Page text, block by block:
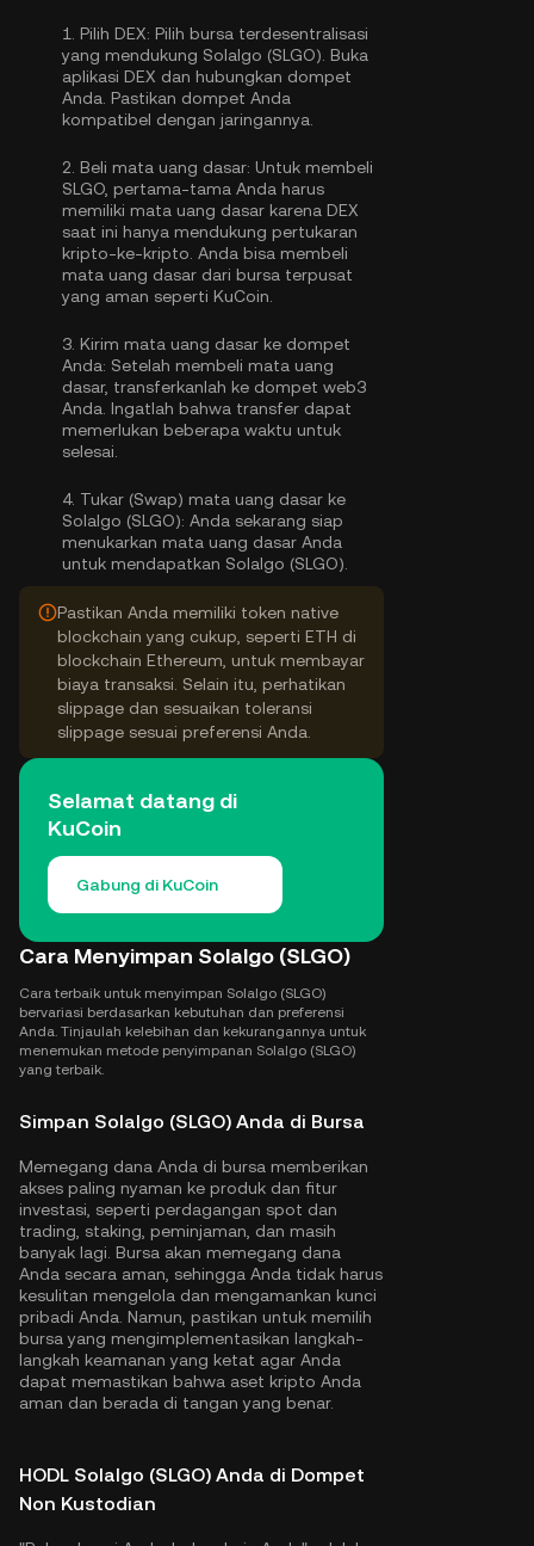
1. Pilih DEX: Pilih bursa terdesentralisasi
yang mendukung Solalgo (SLGO). Buka
aplikasi DEX dan hubungkan dompet
Anda. Pastikan dompet Anda
kompatibel dengan jaringannya.
2. Beli mata uang dasar: Untuk membeli
SLGO, pertama-tama Anda harus
memiliki mata uang dasar karena DEX
saat ini hanya mendukung pertukaran
kripto-ke-kripto. Anda bisa membeli
mata uang dasar dari bursa terpusat
yang aman seperti KuCoin.
3. Kirim mata uang dasar ke dompet
Anda: Setelah membeli mata uang
dasar, transferkanlah ke dompet web3
Anda. Ingatlah bahwa transfer dapat
memerlukan beberapa waktu untuk
selesai.
4. Tukar (Swap) mata uang dasar ke
Solalgo (SLGO): Anda sekarang siap
menukarkan mata uang dasar Anda
untuk mendapatkan Solalgo (SLGO).
Pastikan Anda memiliki token native
blockchain yang cukup, seperti ETH di
blockchain Ethereum, untuk membayar
biaya transaksi. Selain itu, perhatikan
slippage dan sesuaikan toleransi
slippage sesuai preferensi Anda.
Selamat datang di
KuCoin
Gabung di KuCoin
Cara Menyimpan Solalgo (SLGO)
Cara terbaik untuk menyimpan Solalgo (SLGO)
bervariasi berdasarkan kebutuhan dan preferensi
Anda. Tinjaulah kelebihan dan kekurangannya untuk
menemukan metode penyimpanan Solalgo (SLGO)
yang terbaik.
Simpan Solalgo (SLGO) Anda di Bursa
Memegang dana Anda di bursa memberikan
akses paling nyaman ke produk dan fitur
investasi, seperti perdagangan spot dan
trading, staking, peminjaman, dan masih
banyak lagi. Bursa akan memegang dana
Anda secara aman, sehingga Anda tidak harus
kesulitan mengelola dan mengamankan kunci
pribadi Anda. Namun, pastikan untuk memilih
bursa yang mengimplementasikan langkah-
langkah keamanan yang ketat agar Anda
dapat memastikan bahwa aset kripto Anda
aman dan berada di tangan yang benar.
HODL Solalgo (SLGO) Anda di Dompet
Non Kustodian